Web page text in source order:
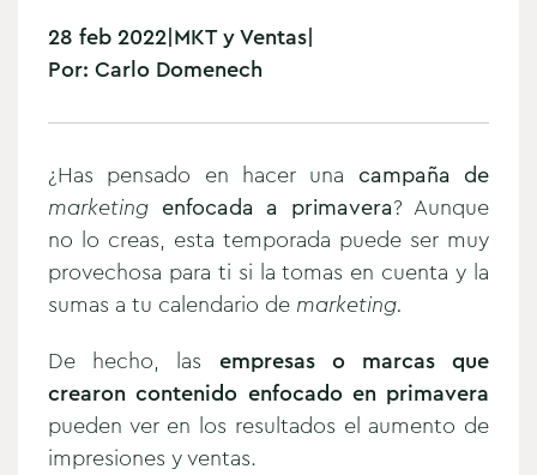
28 feb 2022|MKT y Ventas|
Por: Carlo Domenech
¿Has pensado en hacer una campaña de
marketing enfocada a primavera? Aunque
no lo creas, esta temporada puede ser muy
provechosa para ti si la tomas en cuenta y la
sumas a tu calendario de marketing.
De hecho, las empresas o marcas que
crearon contenido enfocado en primavera
pueden ver en los resultados el aumento de
impresiones y ventas.